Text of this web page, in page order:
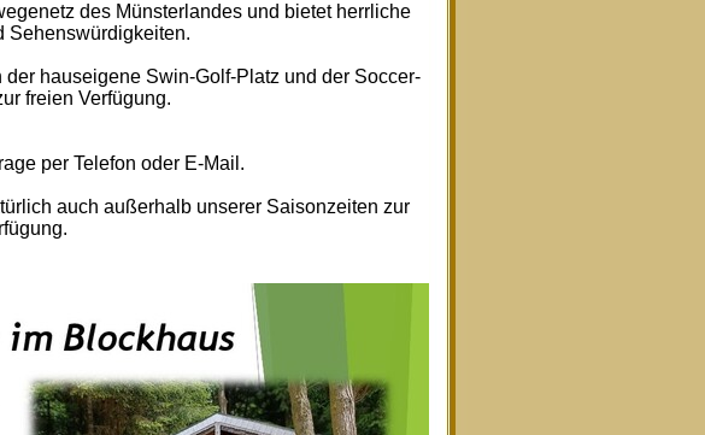
des Münsterlandes und bietet herrliche
Sehenswürdigkeiten.
hauseigene Swin-Golf-Platz und der Soccer-
freien Verfügung.
per Telefon oder E-Mail.
auch außerhalb unserer Saisonzeiten zur